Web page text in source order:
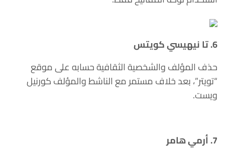
6. تا نيهيسي كويتس
حذف المؤلف والشخصية الثقافية حسابه على موقع
“تويتر”، بعد خلاف مستمر مع الناشط والمؤلف كورنيل
ويست.
7. أرمي هامر